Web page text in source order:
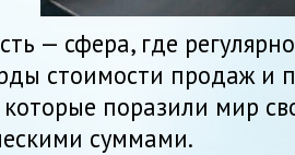
— сфера, где
стоимости продаж и
которые поразили мир
суммами.